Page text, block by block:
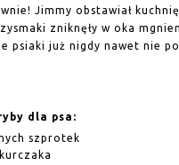
Jimmy obstawiał
zniknęły w oka
psiaki już nigdy nawet nie
dla psa:
szprotek